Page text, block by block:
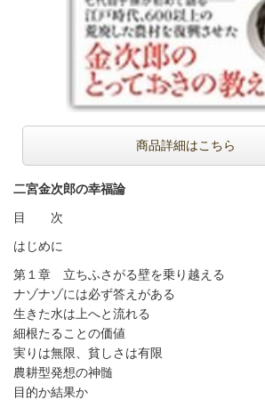
商品詳細はこちら
二宮金次郎の幸福論
目 次
はじめに
第１章 立ちふさがる壁を乗り越える
ナゾナゾには必ず答えがある
生きた水は上へと流れる
細根たることの価値
実りは無限、貧しさは有限
農耕型発想の神髄
目的か結果か